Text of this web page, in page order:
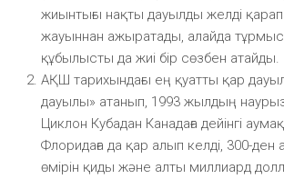
жиынтығы нақты дауылды желді
жауыннан ажыратады, алайда
құбылысты да жиі бір сөзбен атайды.
АҚШ тарихындағы ең қуатты қар
дауылы» атанып, 1993 жылдың
Циклон Кубадан Канадаға дейінгі
Флоридаға да қар алып келді, 300-
өмірін қиды және алты миллиард